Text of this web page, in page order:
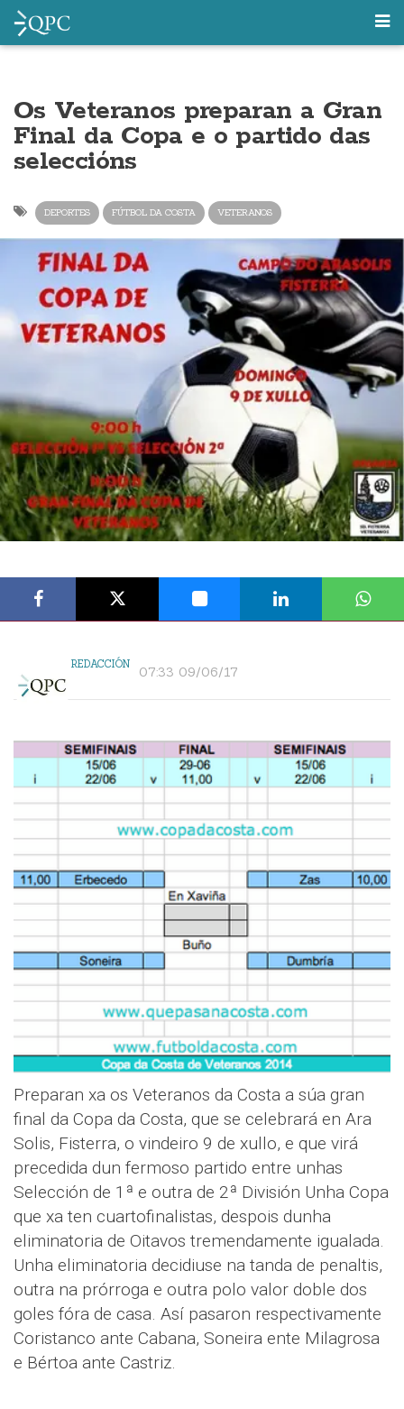
Os Veteranos preparan a Gran
Final da Copa e o partido das
seleccións
DEPORTES FÚTBOL DA COSTA VETERANOS
REDACCIÓN 07:33 09/06/17
Preparan xa os Veteranos da Costa a súa gran
final da Copa da Costa, que se celebrará en Ara
Solis, Fisterra, o vindeiro 9 de xullo, e que virá
precedida dun fermoso partido entre unhas
Selección de 1ª e outra de 2ª División Unha Copa
que xa ten cuartofinalistas, despois dunha
eliminatoria de Oitavos tremendamente igualada.
Unha eliminatoria decidiuse na tanda de penaltis,
outra na prórroga e outra polo valor doble dos
goles fóra de casa. Así pasaron respectivamente
Coristanco ante Cabana, Soneira ente Milagrosa
e Bértoa ante Castriz.